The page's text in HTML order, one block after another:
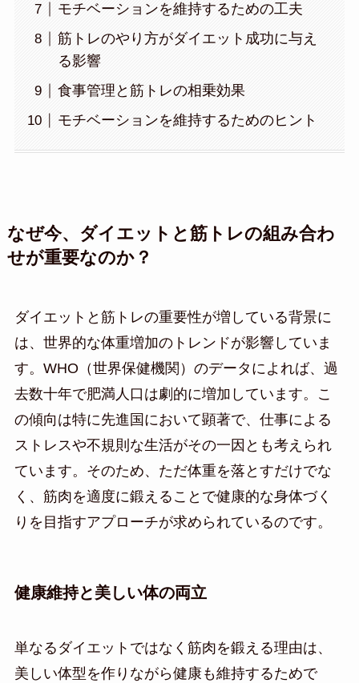
モチベーションを維持するための工夫
筋トレのやり方がダイエット成功に与え
る影響
食事管理と筋トレの相乗効果
モチベーションを維持するためのヒント
なぜ今、ダイエットと筋トレの組み合わ
せが重要なのか？
ダイエットと筋トレの重要性が増している背景に
は、世界的な体重増加のトレンドが影響していま
す。WHO（世界保健機関）のデータによれば、過
去数十年で肥満人口は劇的に増加しています。こ
の傾向は特に先進国において顕著で、仕事による
ストレスや不規則な生活がその一因とも考えられ
ています。そのため、ただ体重を落とすだけでな
く、筋肉を適度に鍛えることで健康的な身体づく
りを目指すアプローチが求められているのです。
健康維持と美しい体の両立
単なるダイエットではなく筋肉を鍛える理由は、
美しい体型を作りながら健康も維持するためで